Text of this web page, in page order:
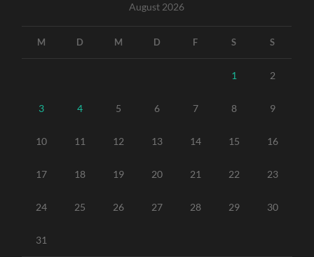
August 2026
M D M D F S S
1 2
3 4 5 6 7 8 9
10 11 12 13 14 15 16
17 18 19 20 21 22 23
24 25 26 27 28 29 30
31